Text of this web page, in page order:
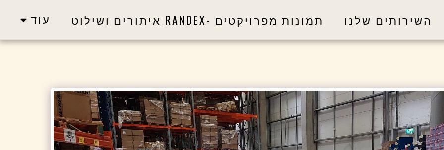
השירותים שלנו תמונות מפרויקטים -RANDEX איתורים ושילוט עוד